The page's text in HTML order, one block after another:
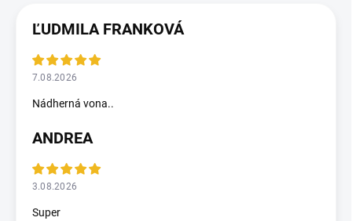
ĽUDMILA FRANKOVÁ
7.08.2026
Nádherná vona..
ANDREA
3.08.2026
Super